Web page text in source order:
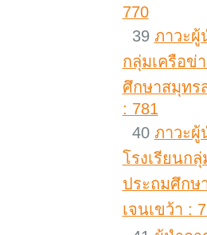
770
39 ภาวะผู้
กลุ่มเครือข่
ศึกษาสมุทร
: 781
40 ภาวะผู้
โรงเรียนก
ประถมศึกษ
เจนเขว้า :